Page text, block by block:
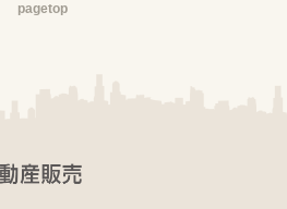
pagetop